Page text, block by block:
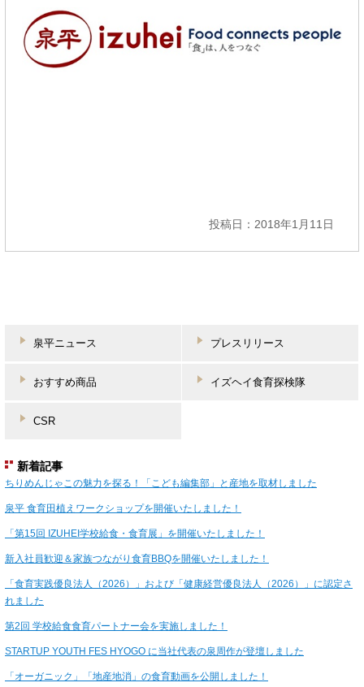
投稿日：2018年1月11日
泉平ニュース プレスリリース
おすすめ商品 イズヘイ食育探検隊
CSR
新着記事
ちりめんじゃこの魅力を探る！「こども編集部」と産地を取材しました
泉平 食育田植えワークショップを開催いたしました！
「第15回 IZUHEI学校給食・食育展」を開催いたしました！
新入社員歓迎＆家族つながり食育BBQを開催いたしました！
「食育実践優良法人（2026）」および「健康経営優良法人（2026）」に認定さ
れました
第2回 学校給食食育パートナー会を実施しました！
STARTUP YOUTH FES HYOGO に当社代表の泉周作が登壇しました
「オーガニック」「地産地消」の食育動画を公開しました！